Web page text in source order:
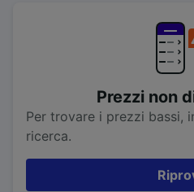
Prezzi non
Per trovare i prezzi bassi,
ricerca.